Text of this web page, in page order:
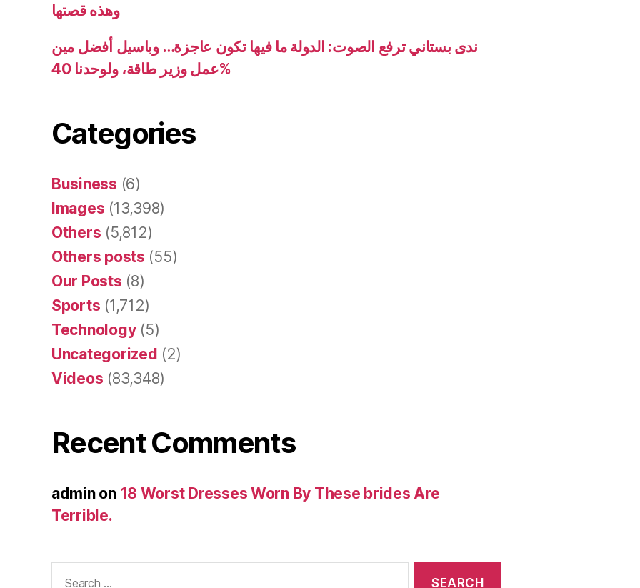
وهذه قصتها
ندى بستاني ترفع الصوت: الدولة ما فيها تكون عاجزة… وباسيل أفضل مين
عمل وزير طاقة، ولوحدنا 40%
Categories
Business (6)
Images (13,398)
Others (5,812)
Others posts (55)
Our Posts (8)
Sports (1,712)
Technology(5)
Uncategorized (2)
Videos (83,348)
Recent Comments
adminon 18 Worst Dresses Worn By These brides Are
Terrible.